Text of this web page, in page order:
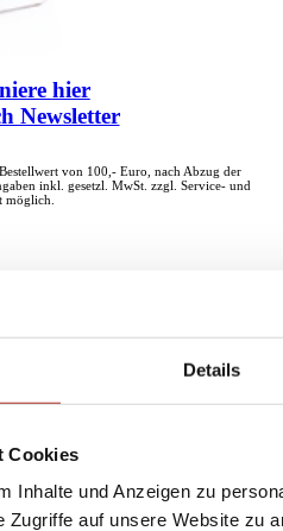
Details
Cookies
Inhalte und Anzeigen zu
Zugriffe auf unsere Website zu
hier
Newsletter
von 100,- Euro, nach Abzug der
inkl. gesetzl. MwSt. zzgl. Service- und
möglich.